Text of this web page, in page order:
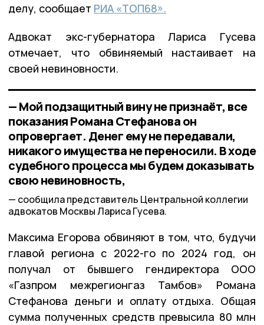
делу, сообщает РИА «ТОП68».
Адвокат экс-губернатора Лариса Гусева
отмечает, что обвиняемый настаивает на
своей невиновности.
— Мой подзащитный вину не признаёт, все
показания Романа Стефанова он
опровергает. Денег ему не передавали,
никакого имущества не переносили. В ходе
судебного процесса мы будем доказывать
свою невиновность,
сообщила представитель Центральной коллегии
адвокатов Москвы Лариса Гусева.
Максима Егорова обвиняют в том, что, будучи
главой региона с 2022-го по 2024 год, он
получал от бывшего гендиректора ООО
«Газпром межрегионгаз Тамбов» Романа
Стефанова деньги и оплату отдыха. Общая
сумма полученных средств превысила 80 млн